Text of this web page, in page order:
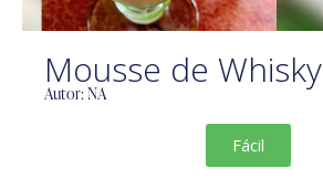
Mousse de Whisky
Autor: NA
Fácil